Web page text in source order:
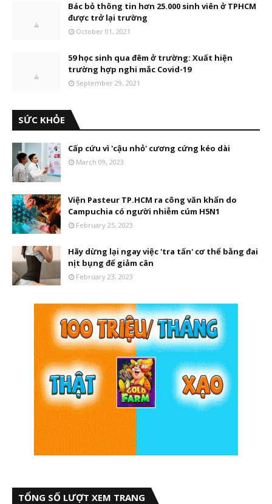
Bác bỏ thông tin hơn 25.000 sinh viên ở TPHCM
được trở lại trường
October 01, 2021
59 học sinh qua đêm ở trường: Xuất hiện
trường hợp nghi mắc Covid-19
September 29, 2021
SỨC KHỎE
Cấp cứu vì 'cậu nhỏ' cương cứng kéo dài
March 09, 2023
Viện Pasteur TP.HCM ra công văn khẩn do
Campuchia có người nhiễm cúm H5N1
February 25, 2023
Hãy dừng lại ngay việc 'tra tấn' cơ thể bằng đai
nịt bụng để giảm cân
February 23, 2023
TỔNG SỐ LƯỢT XEM TRANG